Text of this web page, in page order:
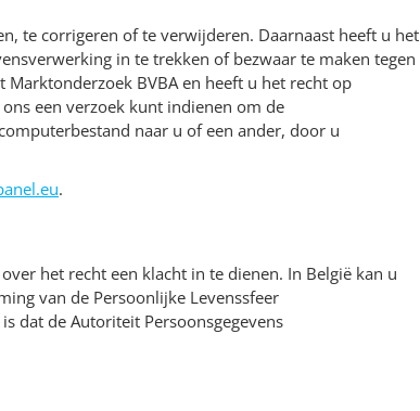
te corrigeren of te verwijderen. Daarnaast heeft u het
in te trekken of bezwaar te maken tegen
BVBA en heeft u het recht op
een verzoek kunt indienen om de
naar u of een ander, door u
.
het recht een klacht in te dienen. In België kan u
van de Persoonlijke Levenssfeer
dat de Autoriteit Persoonsgegevens